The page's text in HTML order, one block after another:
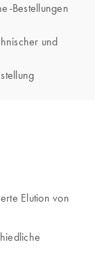
Bestellungen
und
Elution von